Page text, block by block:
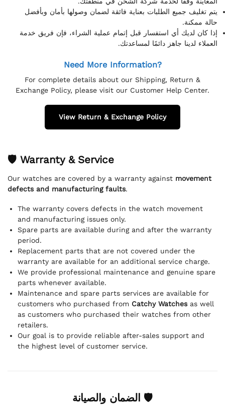
يتم تغليف جميع الطلبات بعناية فائقة لضمان وصولها بأمان وبأفضل
حالة ممكنة.
إذا كان لديك أي استفسار قبل إتمام عملية الشراء، فإن فريق خدمة
العملاء لدينا جاهز دائمًا لمساعدتك.
Need More Information?
For complete details about our Shipping, Return &
Exchange Policy, please visit our Customer Help Center.
View Return & Exchange Policy
🛡 Warranty & Service
Our watches are covered by a warranty against movement
defects and manufacturing faults.
The warranty covers defects in the watch movement
and manufacturing issues only.
Spare parts are available during and after the warranty
period.
Replacement parts that are not covered under the
warranty are available for an additional service charge.
We provide professional maintenance and genuine spare
parts whenever available.
Maintenance and spare parts services are available for
customers who purchased from Catchy Watchesas well
as customers who purchased their watches from other
retailers.
Our goal is to provide reliable after-sales support and
the highest level of customer service.
🛡 الضمان والصيانة